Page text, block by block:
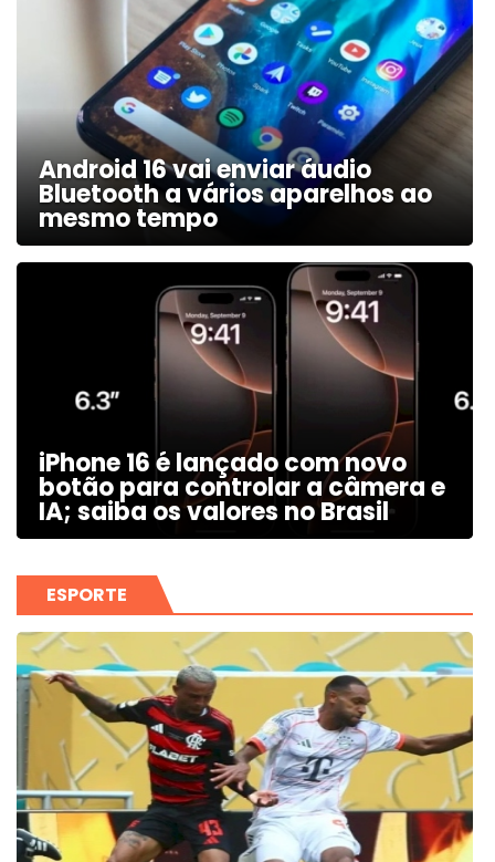
Android 16 vai enviar áudio
Bluetooth a vários aparelhos ao
mesmo tempo
iPhone 16 é lançado com novo
botão para controlar a câmera e
IA; saiba os valores no Brasil
ESPORTE